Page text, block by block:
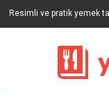
Resimli ve pratik yemek